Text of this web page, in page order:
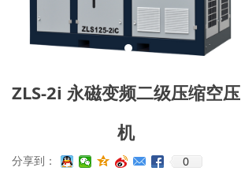
ZLS-2i 永磁变频二级压缩空压
机
分享到： 0